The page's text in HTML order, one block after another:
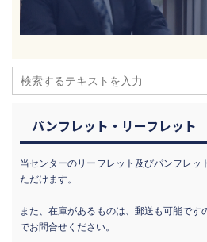
パンフレット・リーフレット
当センターのリーフレット及びパンフレッ
ただけます。
また、在庫があるものは、郵送も可能です
でお問合せください。